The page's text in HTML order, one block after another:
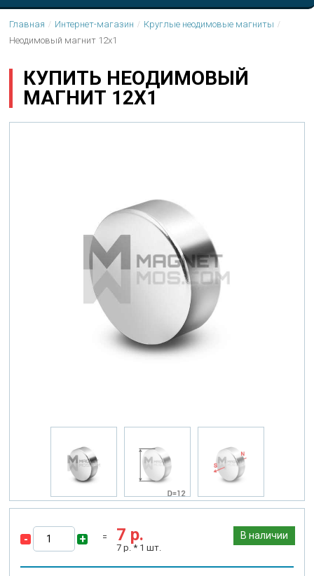
Главная Интернет-магазин
Круглые неодимовые магниты
Неодимовый магнит 12х1
КУПИТЬ НЕОДИМОВЫЙ
МАГНИТ 12Х1
7 р.
7 р. * 1 шт.
- + В наличии